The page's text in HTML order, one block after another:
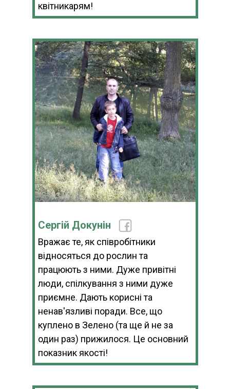
квітникарям!
Сергій Докунін
Вражає те, як співробітники
відносяться до рослин та
працюють з ними. Дуже привітні
люди, спілкування з ними дуже
приємне. Дають корисні та
ненав'язливі поради. Все, що
куплено в Зелено (та ще й не за
один раз) прижилося. Це основний
показник якості!